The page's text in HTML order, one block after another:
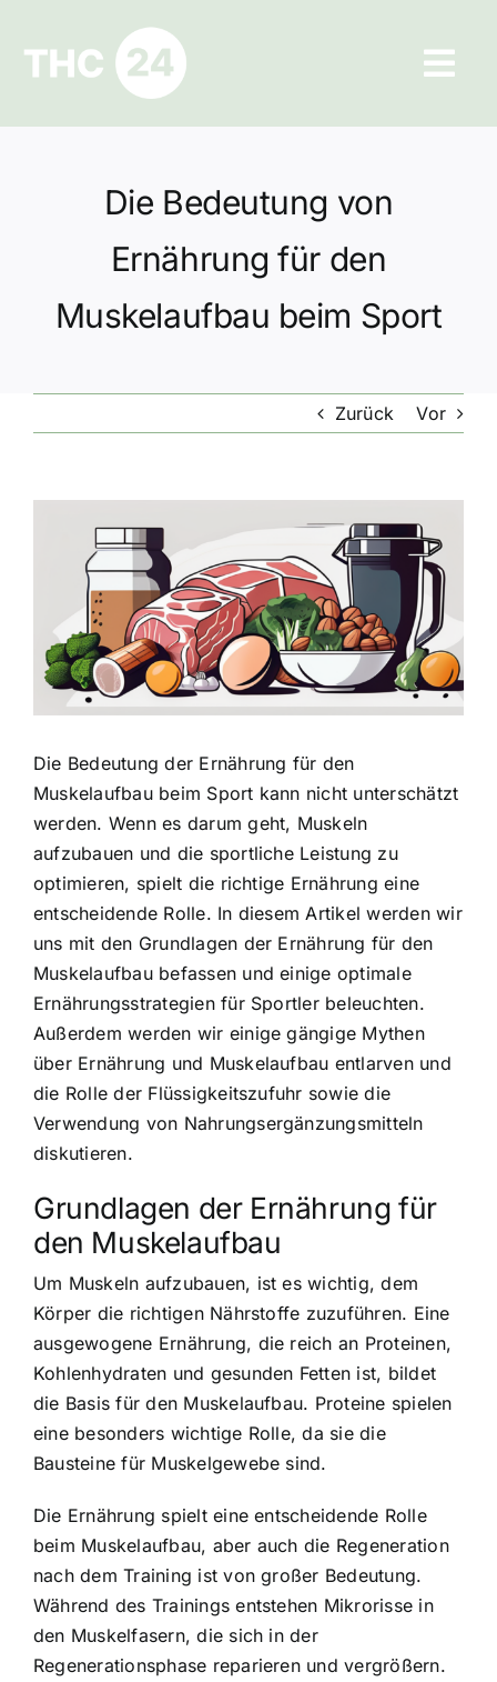
springen
Ratgeber
Hilfe und Kontakt
Datenschutz
Die Bedeutung von
Ernährung für den
Muskelaufbau beim Sport
Zurück Vor
grösseres
Die Bedeutung der Ernährung für den
Muskelaufbau beim Sport kann nicht unterschätzt
werden. Wenn es darum geht, Muskeln
aufzubauen und die sportliche Leistung zu
optimieren, spielt die richtige Ernährung eine
entscheidende Rolle. In diesem Artikel werden wir
uns mit den Grundlagen der Ernährung für den
Muskelaufbau befassen und einige optimale
Ernährungsstrategien für Sportler beleuchten.
Außerdem werden wir einige gängige Mythen
über Ernährung und Muskelaufbau entlarven und
die Rolle der Flüssigkeitszufuhr sowie die
Verwendung von Nahrungsergänzungsmitteln
diskutieren.
Grundlagen der Ernährung für
den Muskelaufbau
Um Muskeln aufzubauen, ist es wichtig, dem
Körper die richtigen Nährstoffe zuzuführen. Eine
ausgewogene Ernährung, die reich an Proteinen,
Kohlenhydraten und gesunden Fetten ist, bildet
die Basis für den Muskelaufbau. Proteine spielen
eine besonders wichtige Rolle, da siedie
Bausteine für Muskelgewebe sind.
Die Ernährung spielt eine entscheidende Rolle
beim Muskelaufbau, aber auch die Regeneration
nach dem Training ist von großer Bedeutung.
Während des Trainings entstehen Mikrorisse in
den Muskelfasern, die sich in der
Regenerationsphase reparieren und vergrößern.